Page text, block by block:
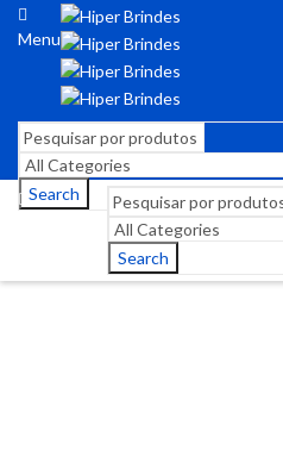
Menu
Search
Search